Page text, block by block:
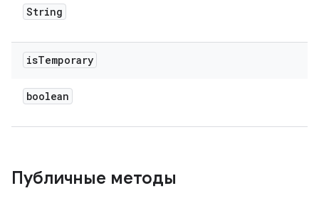
String
isTemporary
boolean
Публичные методы